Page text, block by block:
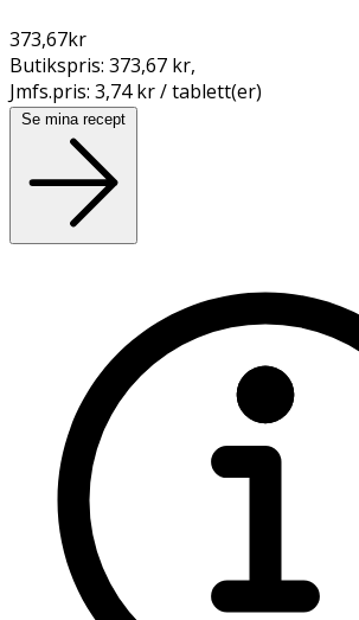
373,67kr
Butikspris: 373,67 kr,
Jmfs.pris: 3,74 kr / tablett(er)
Se mina recept